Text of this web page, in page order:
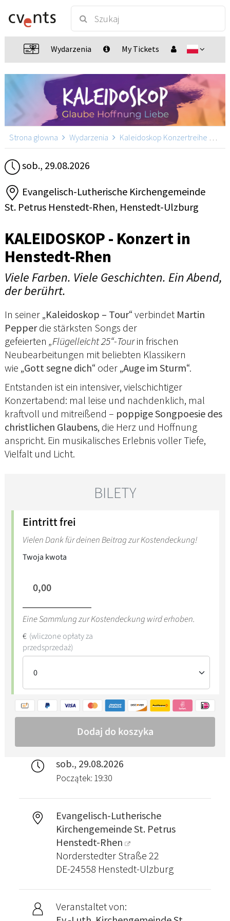
Wydarzenia My Tickets
Strona głowna Wydarzenia Kaleidoskop Konzertreihe mit Martin Pepper
sob., 29.08.2026
Evangelisch-Lutherische Kirchengemeinde
St. Petrus Henstedt-Rhen, Henstedt-Ulzburg
KALEIDOSKOP - Konzert in
Henstedt-Rhen
Viele Farben. Viele Geschichten. Ein Abend,
der berührt.
In seiner „Kaleidoskop – Tour“ verbindet Martin
Pepperdie stärksten Songs der
gefeierten „Flügelleicht 25“-Tourin frischen
Neubearbeitungen mit beliebten Klassikern
wie „Gott segne dich“ oder „Auge im Sturm“.
Entstanden ist ein intensiver, vielschichtiger
Konzertabend: mal leise und nachdenklich, mal
kraftvoll und mitreißend – poppige Songpoesie des
christlichen Glaubens, die Herz und Hoffnung
anspricht. Ein musikalisches Erlebnis voller Tiefe,
Vielfalt und Licht.
sob., 29.08.2026
Początek: 19:30
Evangelisch-Lutherische
Kirchengemeinde St. Petrus
Henstedt-Rhen
Norderstedter Straße 22
DE-24558 Henstedt-Ulzburg
Veranstaltet von: